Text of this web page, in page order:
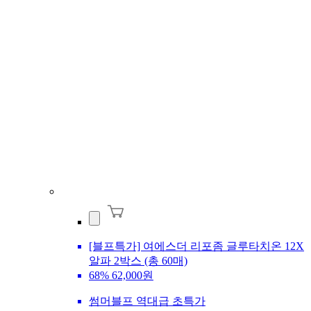
[블프특가] 여에스더 리포좀 글루타치온 12X
알파 2박스 (총 60매)
68% 62,000원
썸머블프 역대급 초특가